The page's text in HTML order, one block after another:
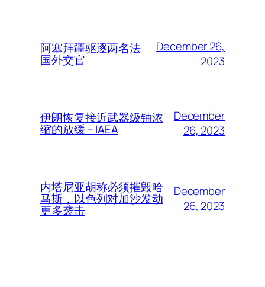
阿塞拜疆驱逐两名法
国外交官
December 26,
2023
伊朗恢复接近武器级铀浓
缩的放缓 – IAEA
December
26, 2023
内塔尼亚胡称必须摧毁哈
马斯，以色列对加沙发动
更多袭击
December
26, 2023